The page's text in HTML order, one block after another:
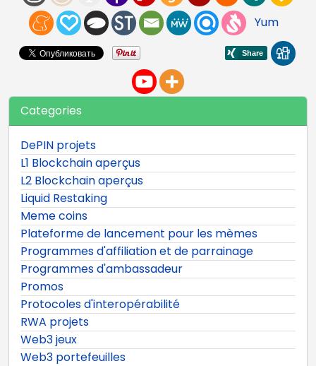
Yum
Categories
DePIN projets
L1 Blockchain aperçus
L2 Blockchain aperçus
Liquid Restaking
Meme coins
Plateforme de lancement pour les mèmes
Programmes d'affiliation et de parrainage
Programmes d'ambassadeur
Promos
Protocoles d'interopérabilité
RWA projets
Web3 jeux
Web3 portefeuilles